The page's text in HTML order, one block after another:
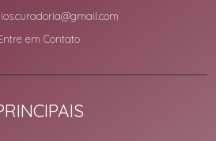
em Contato